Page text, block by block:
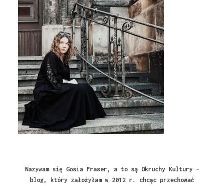
Nazywam się Gosia Fraser, a to są Okruchy Kultury –
blog, który założyłam w 2012 r. chcąc przechować